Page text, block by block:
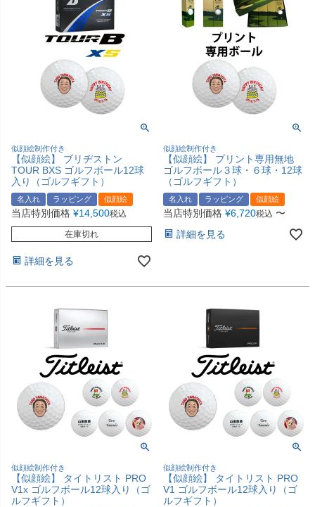
似顔絵制作付き
【似顔絵】 ブリヂストン
TOUR BXS ゴルフボール12球
入り（ゴルフギフト）
名入れ ラッピング 似顔絵
当店特別価格 ¥14,500税込
在庫切れ
詳細を見る
似顔絵制作付き
【似顔絵】 プリント専用無地
ゴルフボール３球・６球・12球
（ゴルフギフト）
名入れ ラッピング 似顔絵
当店特別価格 ¥6,720税込 〜
詳細を見る
似顔絵制作付き
【似顔絵】 タイトリスト PRO
V1x ゴルフボール12球入り（ゴ
ルフギフト）
似顔絵制作付き
【似顔絵】 タイトリスト PRO
V1 ゴルフボール12球入り（ゴ
ルフギフト）